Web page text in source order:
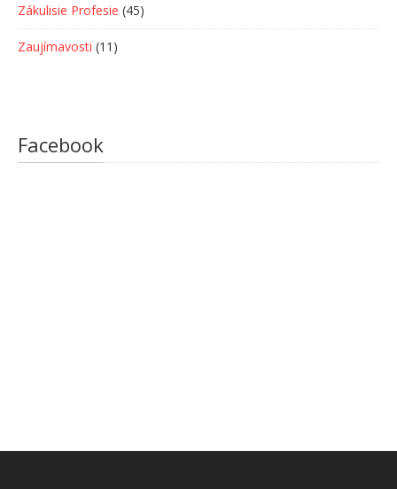
Zákulisie Profesie (45)
Zaujímavosti (11)
Facebook